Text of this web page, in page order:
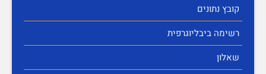
קובץ נתונים
רשימה ביבליוגרפית
שאלון